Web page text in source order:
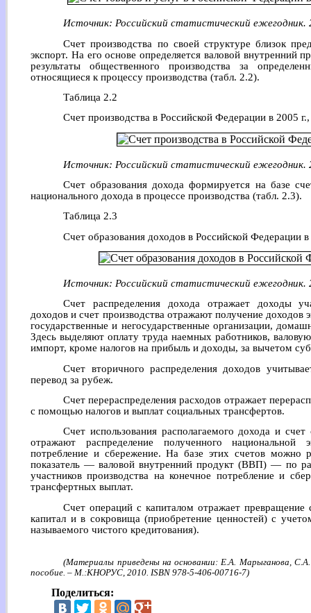
Источник: Российский статистический
Счет производства по своей структуре близок
экспорт. На его основе определяется валовой внутренний
результаты общественного производства за
относящиеся к процессу производства (табл. 2.2).
Таблица 2.2
Счет производства в Российской Федерации в 2005
Источник: Российский статистический ежегодник.
Счет образования дохода формируется на базе
национального дохода в процессе производства (табл. 2.3).
Таблица 2.3
Счет образования доходов в Российской Федерации
Источник: Российский статистический ежегодник.
Счет распределения дохода отражает доходы
доходов и счет производства отражают получение
государственные и негосударственные организации,
Здесь выделяют оплату труда наемных работников,
импорт, кроме налогов на прибыль и доходы, за вычетом
Счет вторичного распределения доходов
перевод за рубеж.
Счет перераспределения расходов отражает
с помощью налогов и выплат социальных трансфертов.
Счет использования располагаемого дохода и счет
отражают распределение полученного
потребление и сбережение. На базе этих счетов можно
показатель — валовой внутренний продукт (ВВП) — по
участников производства на конечное потребление и
трансфертных выплат.
Счет операций с капиталом отражает
капитал и в сокровища (приобретение ценностей) с
называемого чистого кредитования).
(Материалы приведены на основании: Е.А. Марыганова,
пособие. – М.:КНОРУС, 2010. ISBN 978-5-406-00716-7)
Поделиться: